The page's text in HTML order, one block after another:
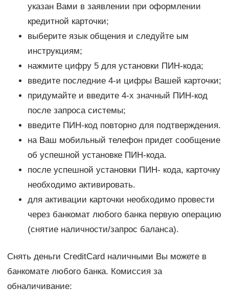
указан Вами в заявлении при оформлении
кредитной карточки;
выберите язык общения и следуйте ым
инструкциям;
нажмите цифру 5 для установки ПИН-кода;
введите последние 4-и цифры Вашей карточки;
придумайте и введите 4-х значный ПИН-код
после запроса системы;
введите ПИН-код повторно для подтверждения.
на Ваш мобильный телефон придет сообщение
об успешной установке ПИН-кода.
после успешной установки ПИН- кода, карточку
необходимо активировать.
для активации карточки необходимо провести
через банкомат любого банка первую операцию
(снятие наличности/запрос баланса).
Снять деньги CreditCard наличными Вы можете в
банкомате любого банка. Комиссия за
обналичивание: